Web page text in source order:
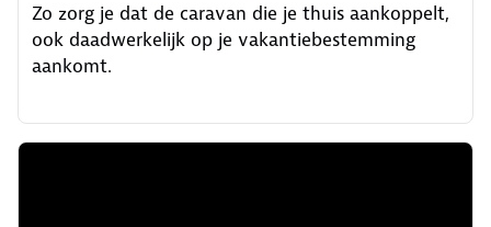
Zo zorg je dat de caravan die je thuis aankoppelt,
ook daadwerkelijk op je vakantiebestemming
aankomt.